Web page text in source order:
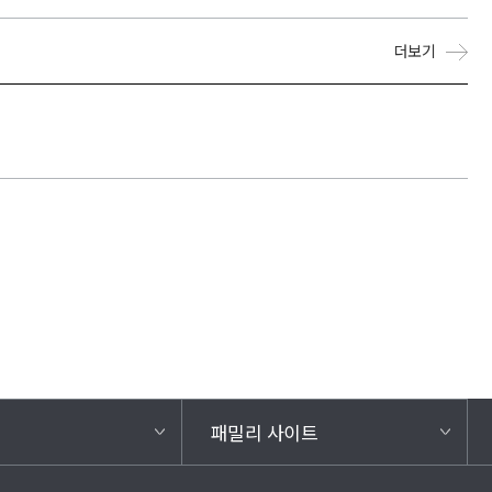
더보기
패밀리 사이트